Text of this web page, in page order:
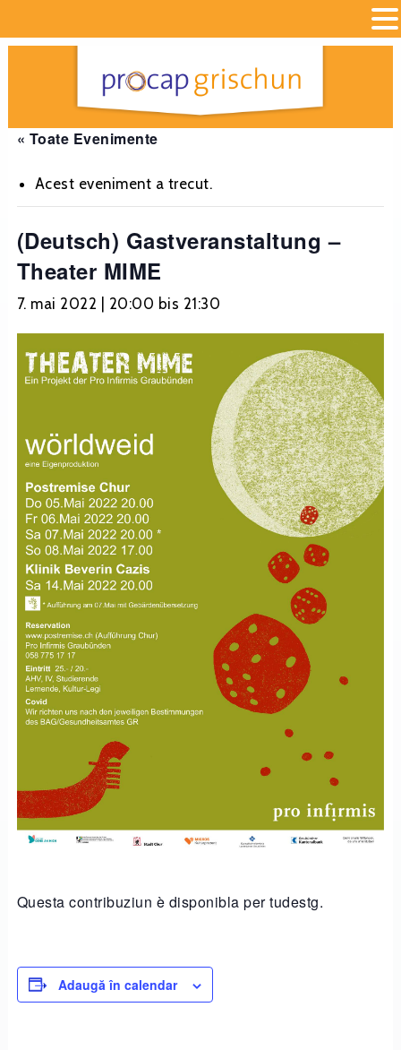
« Toate Evenimente
Acest eveniment a trecut.
(Deutsch) Gastveranstaltung –
Theater MIME
7. mai 2022 | 20:00 bis 21:30
Questa contribuziun è disponibla per tudestg.
Adaugă în calendar